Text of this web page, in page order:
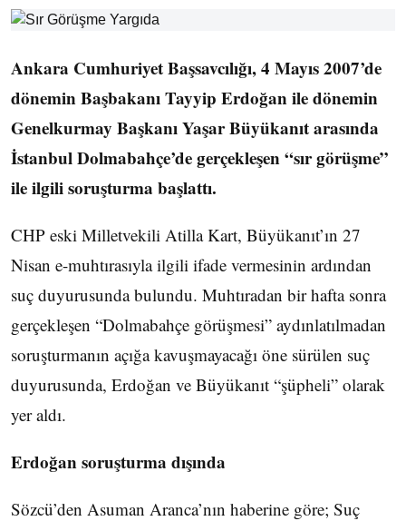
Ankara Cumhuriyet Başsavcılığı, 4 Mayıs 2007’de
dönemin Başbakanı Tayyip Erdoğan ile dönemin
Genelkurmay Başkanı Yaşar Büyükanıt arasında
İstanbul Dolmabahçe’de gerçekleşen “sır görüşme”
ile ilgili soruşturma başlattı.
CHP eski Milletvekili Atilla Kart, Büyükanıt’ın 27
Nisan e-muhtırasıyla ilgili ifade vermesinin ardından
suç duyurusunda bulundu. Muhtıradan bir hafta sonra
gerçekleşen “Dolmabahçe görüşmesi” aydınlatılmadan
soruşturmanın açığa kavuşmayacağı öne sürülen suç
duyurusunda, Erdoğan ve Büyükanıt “şüpheli” olarak
yer aldı.
Erdoğan soruşturma dışında
Sözcü’den Asuman Aranca’nın haberine göre; Suç